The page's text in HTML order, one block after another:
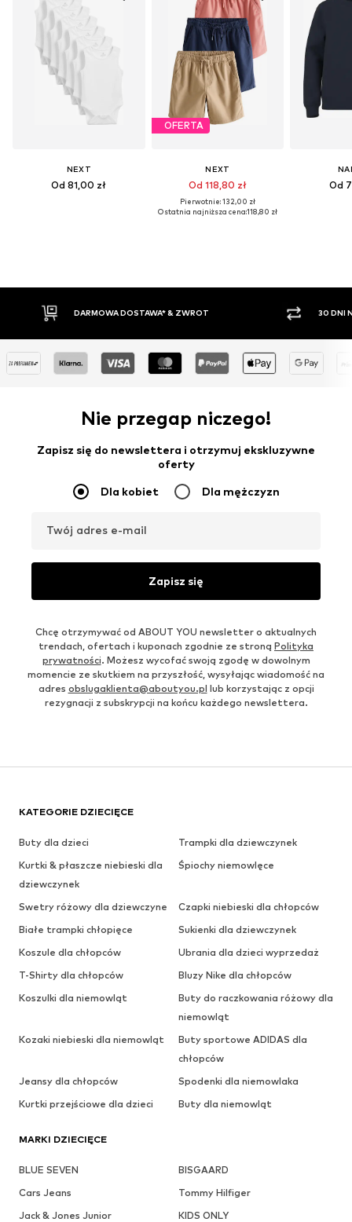
NEXT
Od 81,00 zł
OFERTA
NEXT
Od 118,80 zł
Pierwotnie: 132,00 zł
Ostatnia najniższa cena:118,80 zł
Od
30 DNI NA ZWROT TOWARU
Nie przegap niczego!
Zapisz się do newslettera i otrzymuj ekskluzywne
oferty
Dla kobiet Dla mężczyzn
Twój adres e-mail
Zapisz się
Chcę otrzymywać od ABOUT YOU newsletter o aktualnych
trendach, ofertach i kuponach zgodnie ze stroną Polityka
prywatności. Możesz wycofać swoją zgodę w dowolnym
momencie ze skutkiem na przyszłość, wysyłając wiadomość na
adres obslugaklienta@aboutyou.pl lub korzystając z opcji
rezygnacji z subskrypcji na końcu każdego newslettera.
KATEGORIE DZIECIĘCE
Buty dla dzieci
Trampki dla dziewczynek
Kurtki & płaszcze niebieski dla
dziewczynek
Śpiochy niemowlęce
Swetry różowy dla dziewczyne
Czapki niebieski dla chłopców
Białe trampki chłopięce
Sukienki dla dziewczynek
Koszule dla chłopców
Ubrania dla dzieci wyprzedaż
T-Shirty dla chłopców
Bluzy Nike dla chłopców
Koszulki dla niemowląt
Buty do raczkowania różowy dla
niemowląt
Kozaki niebieski dla niemowląt
Buty sportowe ADIDAS dla
chłopców
Jeansy dla chłopców
Spodenki dla niemowlaka
Kurtki przejściowe dla dzieci
Buty dla niemowląt
MARKI DZIECIĘCE
BLUE SEVEN
BISGAARD
Cars Jeans
Tommy Hilfiger
Jack & Jones Junior
KIDS ONLY